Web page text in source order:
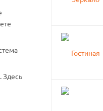
Здесь